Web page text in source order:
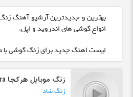
بهترین و جدیدترین آرشیو آهنگ
انواع گوشی های اندروید و اپل.
لیست اهنگ جدید برای زنگ گوشی
زنگ موبایل هرکجا rita ora
زنگ شاد